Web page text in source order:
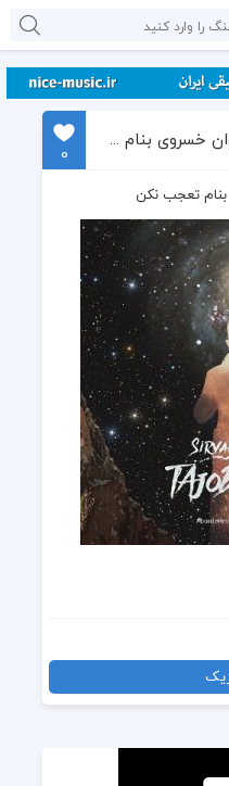
دانلود آهنگ جدید سیروان خسروی بنام تعجب نکن
0
تعجب نکن